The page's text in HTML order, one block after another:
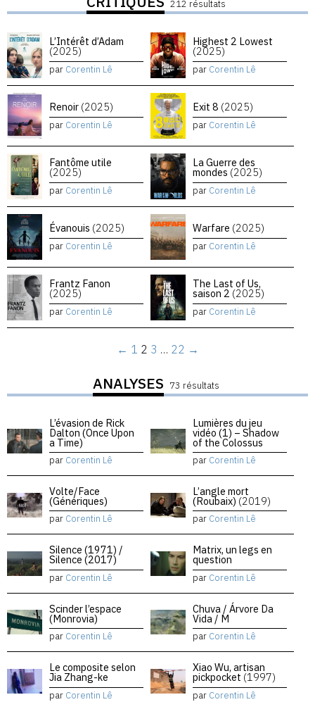
212 résultats
L’Intérêt d’Adam
(2025)
par Corentin Lê
Highest 2 Lowest
(2025)
par Corentin Lê
Renoir (2025)
par Corentin Lê
Exit 8 (2025)
par Corentin Lê
Fantôme utile
(2025)
par Corentin Lê
La Guerre des
mondes (2025)
par Corentin Lê
Évanouis (2025)
par Corentin Lê
Warfare (2025)
par Corentin Lê
Frantz Fanon
(2025)
par Corentin Lê
The Last of Us,
saison 2 (2025)
par Corentin Lê
← 1 2 3 … 22 →
ANALYSES 73 résultats
L’évasion de Rick
Dalton (Once Upon
a Time)
par Corentin Lê
Lumières du jeu
vidéo (1) – Shadow
of the Colossus
par Corentin Lê
Volte/Face
(Génériques)
par Corentin Lê
L’angle mort
(Roubaix) (2019)
par Corentin Lê
Silence (1971) /
Silence (2017)
par Corentin Lê
Matrix, un legs en
question
par Corentin Lê
Scinder l’espace
(Monrovia)
par Corentin Lê
Chuva / Árvore Da
Vida / M
par Corentin Lê
Le composite selon
Jia Zhang-ke
par Corentin Lê
Xiao Wu, artisan
pickpocket (1997)
par Corentin Lê